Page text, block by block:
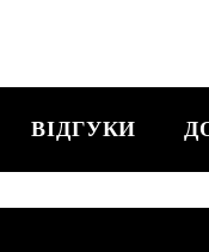
ВІДГУКИ